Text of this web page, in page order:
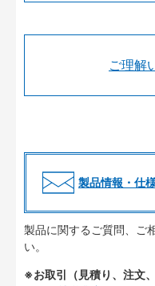
ご理解
製品情報・仕
製品に関するご質問、ご
い。
※お取引（見積り、注文